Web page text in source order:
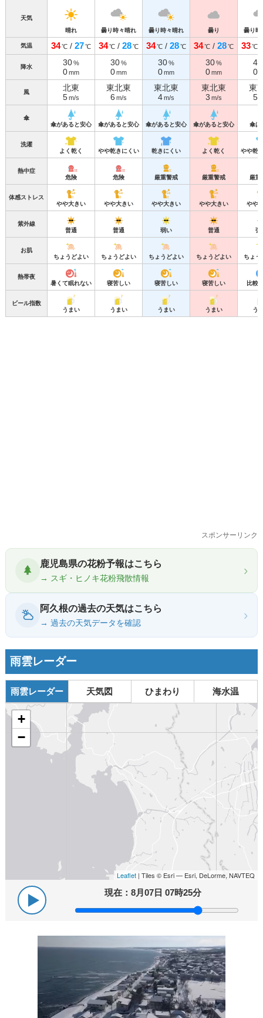
天気
晴れ
曇り時々晴れ 曇り時々晴れ 曇り 曇り時
気温 34℃/ 27℃ 34℃/ 28℃ 34℃/ 28℃ 34℃/ 28℃ 33℃
降水 30%
0mm
30%
0mm
30%
0mm
30%
0mm
40
0
風
北東
5m/s
東北東
6 m/s
東北東
4m/s
東北東
3 m/s
東
5
傘
傘があると安心
傘があると安心 傘があると安心 傘があると安心 傘は
洗濯
よく乾く
やや乾きにくい 乾きにくい よく乾く やや乾
熱中症
危険
危険 厳重警戒 厳重警戒 厳重
体感ストレス
やや大きい
やや大きい やや大きい やや大きい やや
紫外線
普通
普通 弱い 普通 強
お肌
ちょうどよい
ちょうどよい ちょうどよい ちょうどよい ちょう
熱帯夜
暑くて眠れない
寝苦しい 寝苦しい 寝苦しい 比較
ビール指数
うまい
うまい うまい うまい う
スポンサーリンク
鹿児島県の花粉予報はこちら
→ スギ・ヒノキ花粉飛散情報
›
阿久根の過去の天気はこちら
→ 過去の天気データを確認
›
雨雲レーダー
雨雲レーダー 天気図 ひまわり 海水温
+
−
Leaflet | Tiles © Esri — Esri, DeLorme, NAVTEQ
現在：8月07日 07時25分